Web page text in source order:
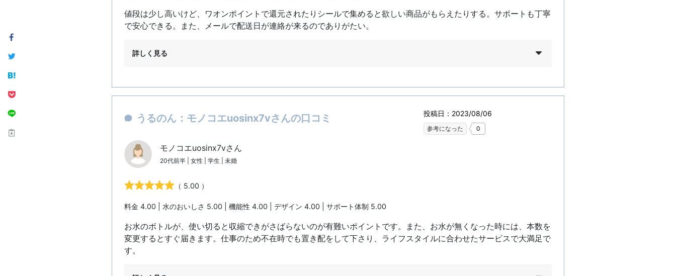
値段は少し高いけど、ワオンポイントで還元されたりシールで集めると欲しい商品がもらえたりする。サポートも丁寧
で安心できる。また、メールで配送日が連絡が来るのでありがたい。
詳しく見る
うるのん：モノコエuosinx7vさんの口コミ 投稿日：2023/08/06
参考になった 0
モノコエuosinx7vさん
20代前半 | 女性 | 学生 | 未婚
（ 5.00 ）
料金 4.00 | 水のおいしさ 5.00 | 機能性 4.00 | デザイン 4.00 | サポート体制 5.00
お水のボトルが、使い切ると収縮できがさばらないのが有難いポイントです。また、お水が無くなった時には、本数を
変更するとすぐ届きます。仕事のため不在時でも置き配をして下さり、ライフスタイルに合わせたサービスで大満足で
す。